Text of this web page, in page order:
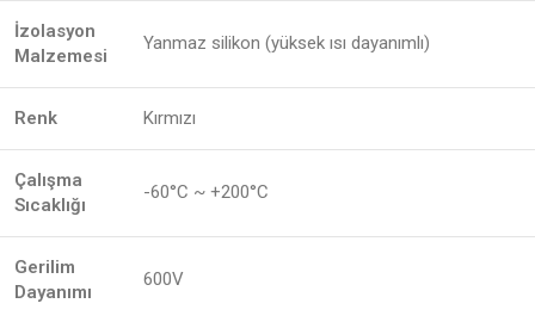
İzolasyon
Malzemesi
Yanmaz silikon (yüksek ısı dayanımlı)
Renk Kırmızı
Çalışma
Sıcaklığı
-60°C ~ +200°C
Gerilim
Dayanımı
600V